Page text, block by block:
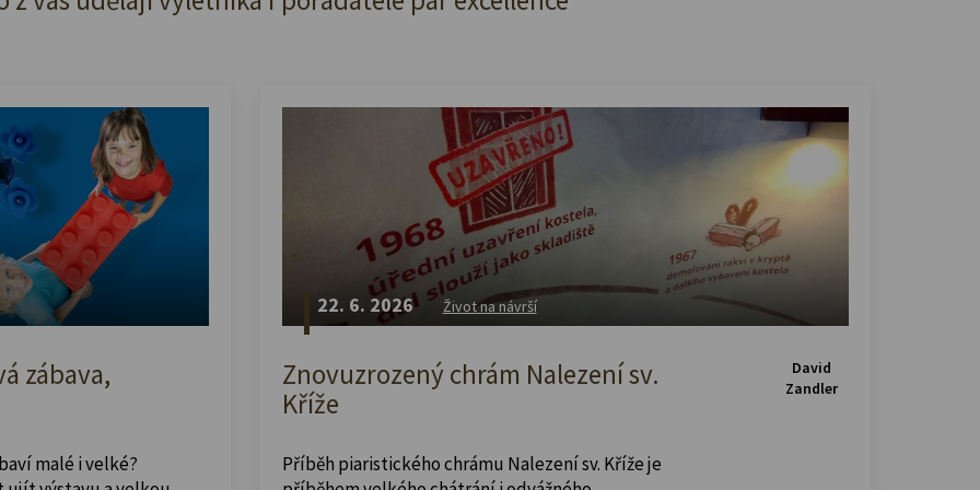
zábava,
malé i velké?
22. 6. 2026 Život na návrší
Znovuzrozený chrám Nalezení sv.
Kříže
Příběh piaristického chrámu Nalezení sv. Kříže je
David
Zandler